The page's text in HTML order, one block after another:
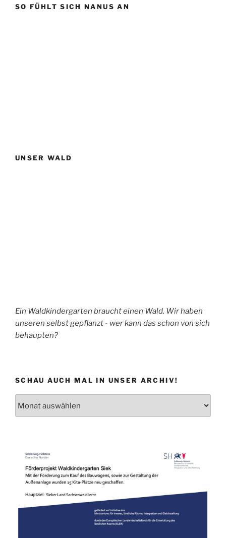
SO FÜHLT SICH NANUS AN
UNSER WALD
Ein Waldkindergarten braucht einen Wald. Wir haben
unseren selbst gepflanzt - wer kann das schon von sich
behaupten?
SCHAU AUCH MAL IN UNSER ARCHIV!
Archiv!